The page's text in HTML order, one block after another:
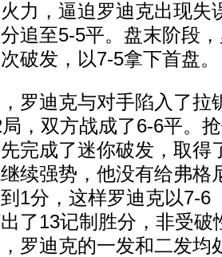
力，逼迫罗迪克出现失
追至5-5平。盘末阶段
破发，以7-5拿下首盘。
迪克与对手陷入了拉
，双方战成了6-6平。
完成了迷你破发，取得
续强势，他没有给弗格
1分，这样罗迪克以7-6
了13记制胜分，非受破
罗迪克的一发和二发均